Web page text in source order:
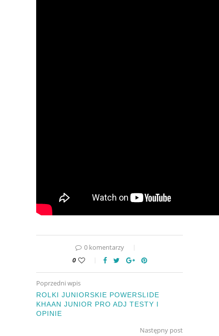
0 komentarzy
0
Poprzedni wpis
ROLKI JUNIORSKIE POWERSLIDE
KHAAN JUNIOR PRO ADJ TESTY I
OPINIE
Następny post